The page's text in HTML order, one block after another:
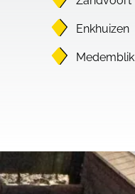
Enkhuizen
Medemblik